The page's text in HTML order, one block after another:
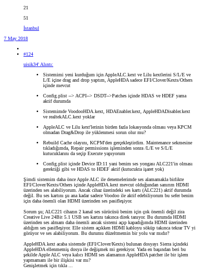
21
51
İstanbul
7 May 2018
#124
uisik34' Alıntı:
Sistemimi yeni kurduğum için AppleALC.kext ve Lilu kextlerini S/L/E ve
L/E içine drag and drop yaptım, AppleHDA sadece EFI/Clover/Kexts/Others
içinde mevcut
Config.plist --> ACPI--> DSDT-->Patches içinde HDAS ve HDEF yama
aktif durumda
Sistemimde VoodooHDA.kext, HDAEnabler.kext, AppleHDADisabler.kext
ve realtekALC.kext yoklar
AppleALC ve Lilu kext'lerinin birden fazla lokasyonda olması veya KPCM
olmadan Drag&Drop ile yüklenmesi sorun olur mu?
Rebuild Cache olayını, KCPM'den gerçekleştirdim. Maintenance sekmesine
tıkladığımda, Repair permissions işleminden sonra /L/E ve S/L/E
kutucuklarını da seçip Execute yapıyorum
Config.plist içinde Device ID:11 yani benim ses yongası ALC221'in olması
gerektiği gibi ve HDAS to HDEF aktif (kutucukta işaret yok)
Şimdi sistemim daha önce Apple ALC ile denemelerimde ses alamamakla birlikte
EFI/Clover/Kexts/Others içinde AppleHDA.kext mevcut olduğundan sanırım HDMI
üzerinden ses alabiliyorum. Ancak cihaz üzerindeki ses kartı (ALC221) aktif durumda
değil. Bu ses kartını şu ana kadar sadece Voodoo ile aktif edebiliyorum bu sefer benim
için daha önemli olan HDMI üzerinden ses pasifleşiyor.
Sorum şu; ALC221 cihazın 2 kanal ses sürücüsü benim için çok önemli değil zira
Creative Live 24Bit 5.1 USB ses kartını takınca direk tanıyor. Bu durumda HDMI
üzerinden ses almam daha önemli ancak sistemi açıp kapadığımda HDMI üzerinden
aldığım ses pasifleşiyor. Elle sistem açıkken HDMI kabloyu söküp takınca tekrar TV yi
görüyor ve ses alabiliyorum. Bu durumu düzeltmemin bir yolu var mıdır?
AppleHDA.kext acaba sistemde (EFI/Clover/Kexts) bulunan dosyayı Sierra içindeki
AppleHDA ellenmemiş dosya ile değişmek mi gerekiyor. Yada en başından beri bu
şekilde Apple ALC veya kalıcı HDMI ses alamamın AppleHDA patcher ile bir işlem
yapmamam ile bir ilişkisi var mı?
Genişletmek için tıkla ...